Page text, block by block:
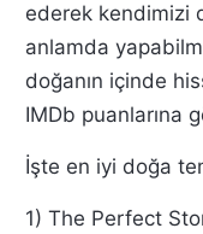
ederek kendimizi
anlamda
doğanın içinde
IMDb puanlarına
İşte en iyi doğa
1) The Perfect